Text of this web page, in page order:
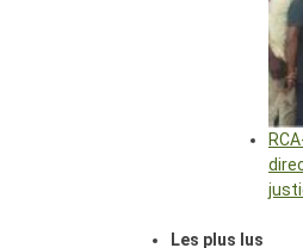
Les plus lus